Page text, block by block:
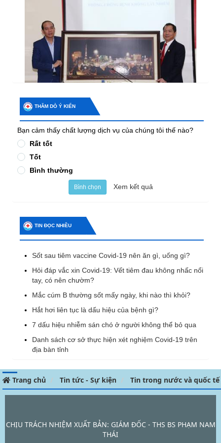
THĂM DÒ Ý KIẾN
Bạn cảm thấy chất lượng dịch vụ của chúng tôi thế nào?
Rất tốt
Tốt
Bình thường
Bình chọn Xem kết quả
TIN ĐỌC NHIỀU
Sốt sau tiêm vaccine Covid-19 nên ăn gì, uống gì?
Hỏi đáp vắc xin Covid-19: Vết tiêm đau không nhấc nổi
tay, có nên chườm?
Mắc cúm B thường sốt mấy ngày, khi nào thì khỏi?
Hắt hơi liên tục là dấu hiệu của bệnh gì?
7 dấu hiệu nhiễm sán chó ở người không thể bỏ qua
Danh sách cơ sở thực hiện xét nghiệm Covid-19 trên
địa bàn tỉnh
Trang chủ Tin tức - Sự kiện Tin trong nước và quốc tế
CHỊU TRÁCH NHIỆM XUẤT BẢN: GIÁM ĐỐC - THS BS PHẠM NAM
THÁI